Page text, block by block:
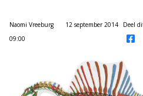
Naomi Vreeburg
12 september 2014
09:00
Deel